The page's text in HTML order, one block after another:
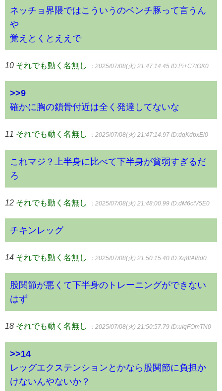
ネッチョ界隈ではこういうのベンチ豚って言うん
や
覚えとくとええで
10 それでも動く名無し ：2025/07/08(火) 21:47:14.45 ID:Pi+C7tGK0
>>9
確かに胸の鎖骨付近は全く発達してないな
11 それでも動く名無し ：2025/07/08(火) 21:47:14.97 ID:dqKdbxEl0
これマジ？上半身に比べて下半身が貧弱すぎるだ
ろ
12 それでも動く名無し ：2025/07/08(火) 21:48:00.99 ID:dM6ctV5E0
チキンレッグ
14 それでも動く名無し ：2025/07/08(火) 21:50:15.40 ID:Xq8tAf8d0
股関節が悪くて下半身のトレーニングができない
はず
18 それでも動く名無し ：2025/07/08(火) 21:50:57.79 ID:uIqFOmTN0
>>14
レッグエクステンションとかなら股関節に負担か
けないんやないか？